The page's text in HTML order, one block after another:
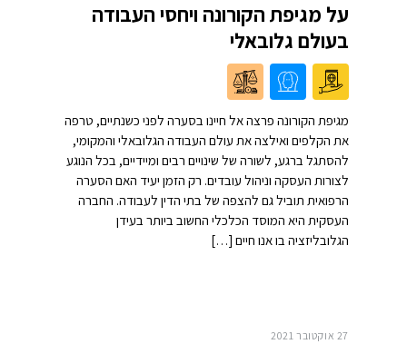
על מגיפת הקורונה ויחסי העבודה
בעולם גלובאלי
מגיפת הקורונה פרצה אל חיינו בסערה לפני כשנתיים, טרפה
את הקלפים ואילצה את עולם העבודה הגלובאלי והמקומי,
להסתגל ברגע, לשורה של שינויים רבים ומיידיים, בכל הנוגע
לצורות העסקה וניהול עובדים. רק הזמן יעיד האם הסערה
הרפואית תוביל גם להצפה של בתי הדין לעבודה. החברה
העסקית היא המוסד הכלכלי החשוב ביותר בעידן
הגלובליזציה בו אנו חיים […]
27 אוקטובר 2021